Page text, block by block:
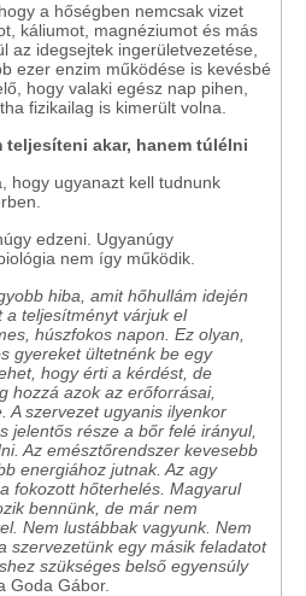
a hőségben nemcsak vizet
káliumot, magnéziumot és más
az idegsejtek ingerületvezetése,
ezer enzim működése is kevésbé
hogy valaki egész nap pihen,
fizikailag is kimerült volna.
teljesíteni akar, hanem túlélni
hogy ugyanazt kell tudnunk
edzeni. Ugyanúgy
nem így működik.
hiba, amit hőhullám idején
a teljesítményt várjuk el
húszfokos napon. Ez olyan,
gyereket ültetnénk be egy
hogy érti a kérdést, de
hozzá azok az erőforrásai,
A szervezet ugyanis ilyenkor
jelentős része a bőr felé irányul,
Az emésztőrendszer kevesebb
energiához jutnak. Az agy
fokozott hőterhelés. Magyarul
bennünk, de már nem
Nem lustábbak vagyunk. Nem
szervezetünk egy másik feladatot
szükséges belső egyensúly
Goda Gábor.